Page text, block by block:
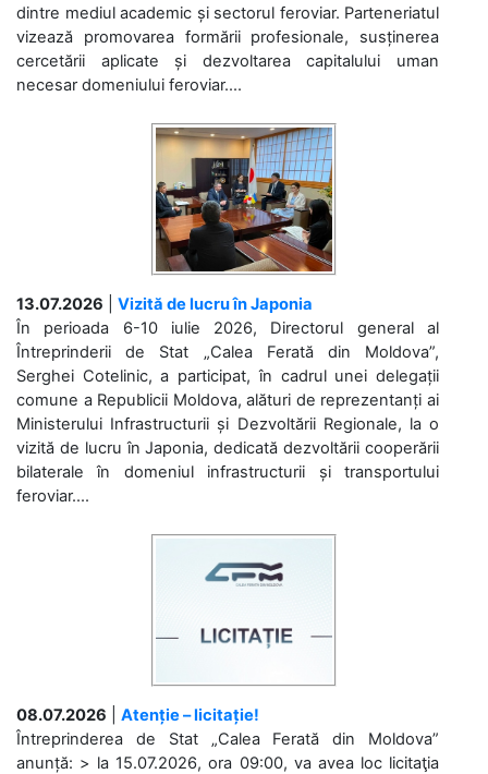
dintre mediul academic și sectorul feroviar. Parteneriatul
vizează promovarea formării profesionale, susținerea
cercetării aplicate și dezvoltarea capitalului uman
necesar domeniului feroviar....
13.07.2026
Vizită de lucru în Japonia
În perioada 6-10 iulie 2026, Directorul general al
Întreprinderii de Stat „Calea Ferată din Moldova”,
Serghei Cotelinic, a participat, în cadrul unei delegații
comune a Republicii Moldova, alături de reprezentanți ai
Ministerului Infrastructurii și Dezvoltării Regionale, la o
vizită de lucru în Japonia, dedicată dezvoltării cooperării
bilaterale în domeniul infrastructurii și transportului
feroviar....
08.07.2026
Atenție – licitație!
Întreprinderea de Stat „Calea Ferată din Moldova”
anunță: > la 15.07.2026, ora 09:00, va avea loc licitaţia